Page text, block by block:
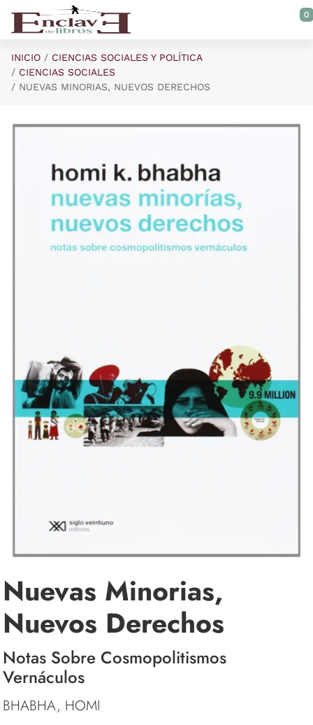
Saltar al contenido principal
0
INICIO
CIENCIAS SOCIALES Y POLÍTICA
CIENCIAS SOCIALES
NUEVAS MINORIAS, NUEVOS DERECHOS
Nuevas Minorias,
Nuevos Derechos
Notas Sobre Cosmopolitismos
Vernáculos
BHABHA, HOMI